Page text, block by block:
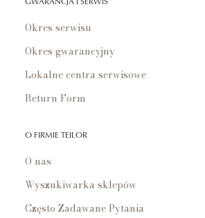
Okres serwisu
Okres gwarancyjny
Lokalne centra serwisowe
Return Form
O FIRMIE TEILOR
O nas
Wyszukiwarka sklepów
Często Zadawane Pytania